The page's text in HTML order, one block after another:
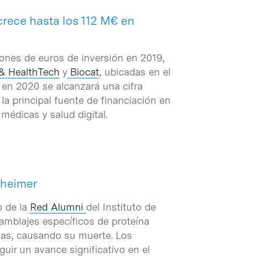
hasta los 112 M€ en
de euros de inversión en 2019,
HealthTech y Biocat, ubicadas en el
2020 se alcanzará una cifra
principal fuente de financiación en
y salud digital.
de la Red Alumni del Instituto de
específicos de proteína
causando su muerte. Los
un avance significativo en el